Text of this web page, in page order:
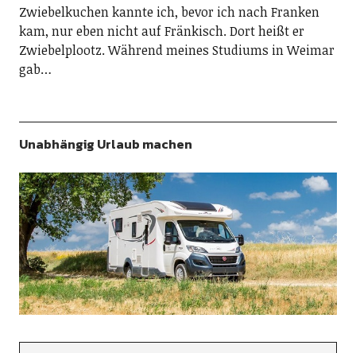
Zwiebelkuchen kannte ich, bevor ich nach Franken
kam, nur eben nicht auf Fränkisch. Dort heißt er
Zwiebelplootz. Während meines Studiums in Weimar
gab…
Unabhängig Urlaub machen